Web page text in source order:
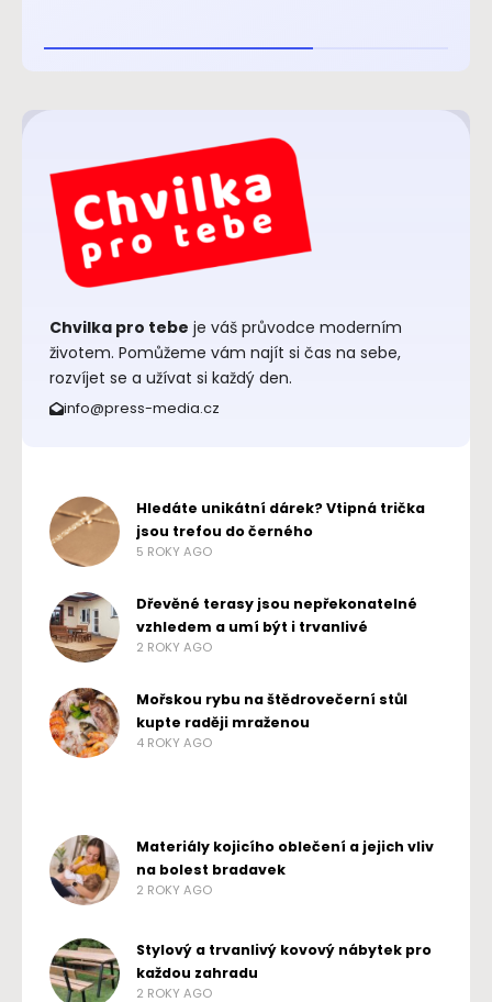
Chvilka pro tebe je váš průvodce moderním
životem. Pomůžeme vám najít si čas na sebe,
rozvíjet se a užívat si každý den.
info@press-media.cz
Hledáte unikátní dárek? Vtipná trička
jsou trefou do černého
5 ROKY AGO
Dřevěné terasy jsou nepřekonatelné
vzhledem a umí být i trvanlivé
2 ROKY AGO
Mořskou rybu na štědrovečerní stůl
kupte raději mraženou
4 ROKY AGO
Materiály kojicího oblečení a jejich vliv
na bolest bradavek
2 ROKY AGO
Stylový a trvanlivý kovový nábytek pro
každou zahradu
2 ROKY AGO